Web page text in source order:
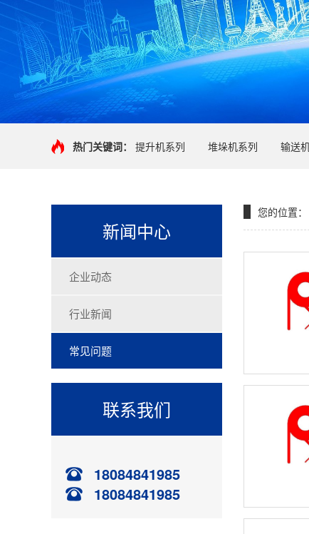
热门关键词： 提升机系列 堆垛机系列 输送
新闻中心
企业动态
行业新闻
常见问题
联系我们
18084841985
18084841985
您的位置：